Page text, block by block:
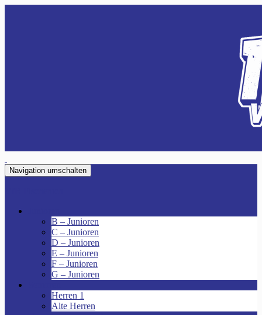
Navigation umschalten
B – Junioren
C – Junioren
D – Junioren
E – Junioren
F – Junioren
G – Junioren
Herren 1
Alte Herren